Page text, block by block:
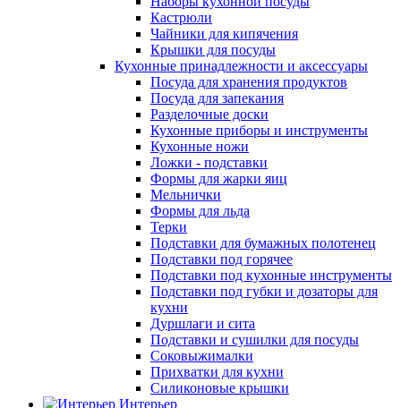
Кастрюли
Чайники для кипячения
Крышки для посуды
Кухонные принадлежности и аксессуары
Посуда для хранения продуктов
Посуда для запекания
Разделочные доски
Кухонные приборы и инструменты
Кухонные ножи
Ложки - подставки
Формы для жарки яиц
Мельнички
Формы для льда
Терки
Подставки для бумажных полотенец
Подставки под горячее
Подставки под кухонные инструменты
Подставки под губки и дозаторы для
кухни
Дуршлаги и сита
Подставки и сушилки для посуды
Соковыжималки
Прихватки для кухни
Силиконовые крышки
Интерьер